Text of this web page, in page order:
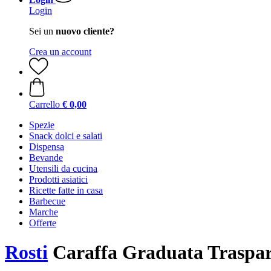
Login
Sei un nuovo cliente?
Crea un account
Carrello € 0,00
Spezie
Snack dolci e salati
Dispensa
Bevande
Utensili da cucina
Prodotti asiatici
Ricette fatte in casa
Barbecue
Marche
Offerte
Rosti Caraffa Graduata